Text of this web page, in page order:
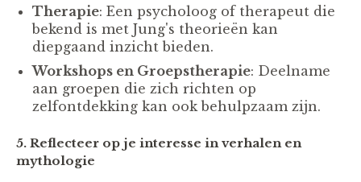
Therapie: Een psycholoog of therapeut die
bekend is met Jung's theorieën kan
diepgaand inzicht bieden.
Workshops en Groepstherapie: Deelname
aan groepen die zich richten op
zelfontdekking kan ook behulpzaam zijn.
5. Reflecteer op je interesse in verhalen en
mythologie